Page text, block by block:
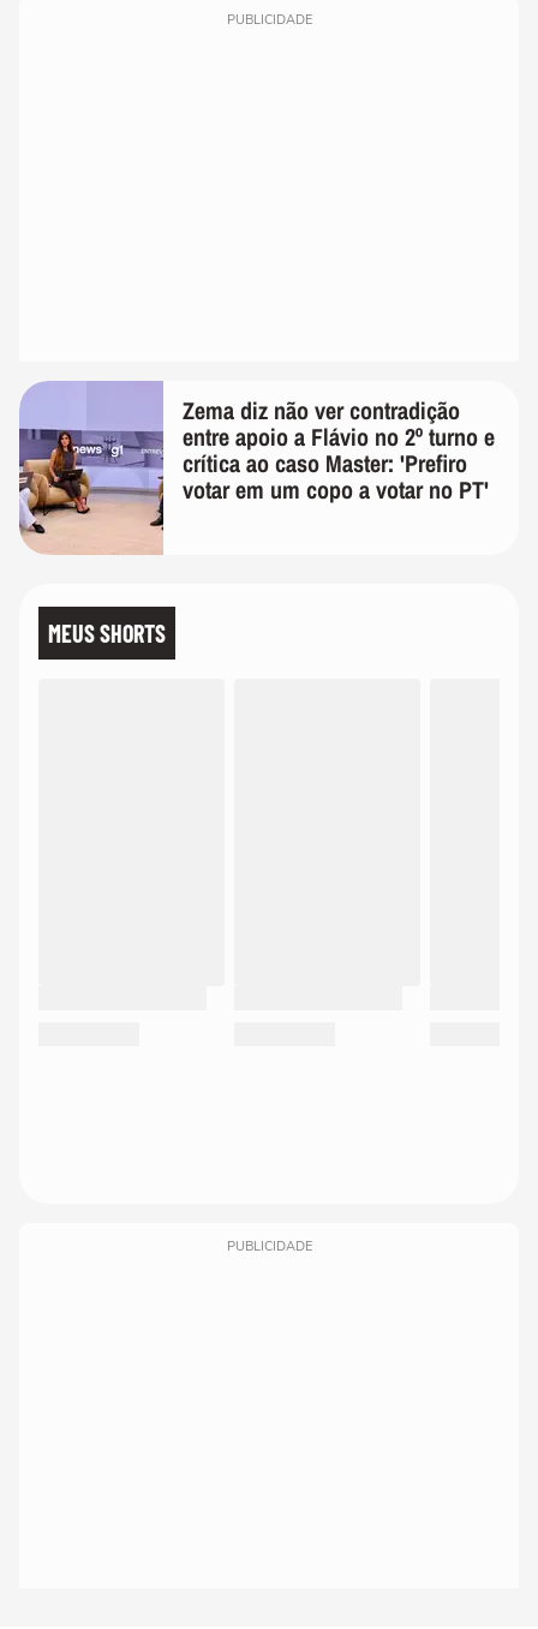
PUBLICIDADE
Zema diz não ver contradição
entre apoio a Flávio no 2º turno e
crítica ao caso Master: 'Prefiro
votar em um copo a votar no PT'
MEUS SHORTS
PUBLICIDADE